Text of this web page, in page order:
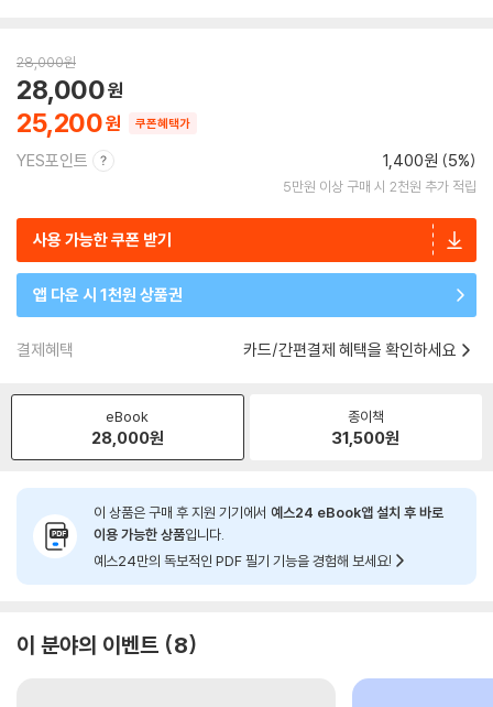
28,000원
25,200
28,000
쿠폰혜택가
YES포인트 1,400원 (5%)
5만원 이상 구매 시 2천원 추가 적립
사용 가능한 쿠폰 받기
앱 다운 시 1천원 상품권
결제혜택 카드/간편결제 혜택을 확인하세요
eBook
28,000원
종이책
31,500원
이 상품은 구매 후 지원 기기에서 예스24 eBook앱 설치 후 바로
이용 가능한 상품입니다.
예스24만의 독보적인 PDF 필기 기능을 경험해 보세요!
이 분야의 이벤트 8